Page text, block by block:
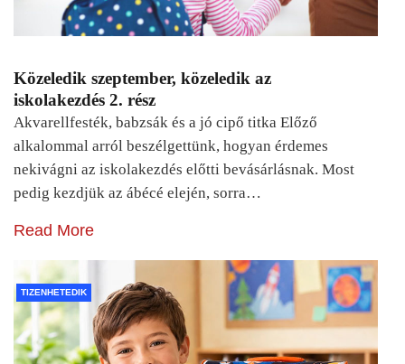
Közeledik szeptember, közeledik az
iskolakezdés 2. rész
Akvarellfesték, babzsák és a jó cipő titka Előző
alkalommal arról beszélgettünk, hogyan érdemes
nekivágni az iskolakezdés előtti bevásárlásnak. Most
pedig kezdjük az ábécé elején, sorra…
Read More
TIZENHETEDIK